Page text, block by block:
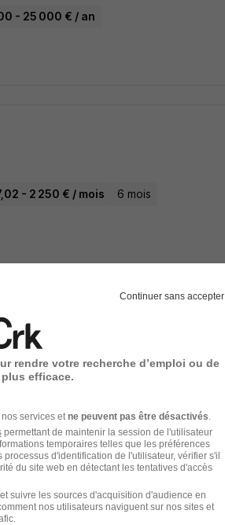
- 25 000 € / an
- 2 250 € / mois 6 mois
- 13,30 € / heure 6 mois
Continuer sans accepter
rendre votre recherche d’emploi ou de
efficace.
services et ne peuvent pas être désactivés
permettant de maintenir la session de l'utilisateur
temporaires telles que les préférences
d'identification de l'utilisateur, vérifier s'il
du site web en détectant les tentatives d'accès
suivre les sources d'acquisition d'audience en
nos utilisateurs naviguent sur nos sites et